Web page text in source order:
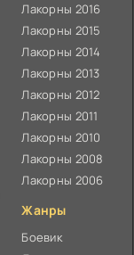
Лакорны 2016
Лакорны 2015
Лакорны 2014
Лакорны 2013
Лакорны 2012
Лакорны 2011
Лакорны 2010
Лакорны 2008
Лакорны 2006
Жанры
Боевик